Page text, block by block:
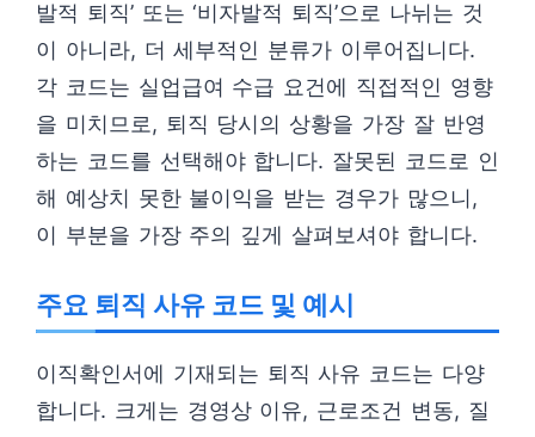
발적 퇴직’ 또는 ‘비자발적 퇴직’으로 나뉘는 것
이 아니라, 더 세부적인 분류가 이루어집니다.
각 코드는 실업급여 수급 요건에 직접적인 영향
을 미치므로, 퇴직 당시의 상황을 가장 잘 반영
하는 코드를 선택해야 합니다. 잘못된 코드로 인
해 예상치 못한 불이익을 받는 경우가 많으니,
이 부분을 가장 주의 깊게 살펴보셔야 합니다.
주요 퇴직 사유 코드 및 예시
이직확인서에 기재되는 퇴직 사유 코드는 다양
합니다. 크게는 경영상 이유, 근로조건 변동, 질